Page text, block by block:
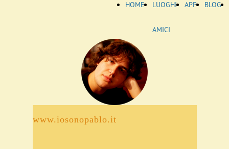
HOME LUOGHI
AMICI
APP BLOG
www.iosonopablo.it